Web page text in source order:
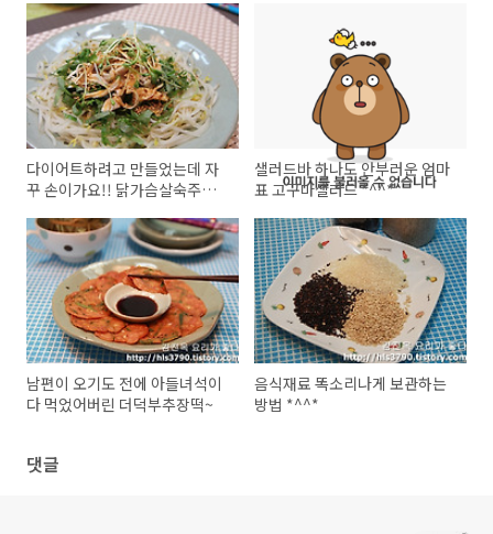
다이어트하려고 만들었는데 자
꾸 손이가요!! 닭가슴살숙주냉
샐러드바 하나도 안부러운 엄마
표 고구마샐러드 *^^*
남편이 오기도 전에 아들녀석이
다 먹었어버린 더덕부추장떡~
음식재료 똑소리나게 보관하는
방법 *^^*
댓글